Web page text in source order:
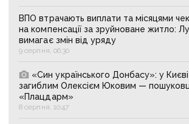
ВПО втрачають виплати та місяцями
на компенсації за зруйноване житло:
вимагає змін від уряду
9 серпня, 06:30
«Син українського Донбасу»: у
загиблим Олексієм Юковим —
«Плацдарм»
8 серпня, 10:47